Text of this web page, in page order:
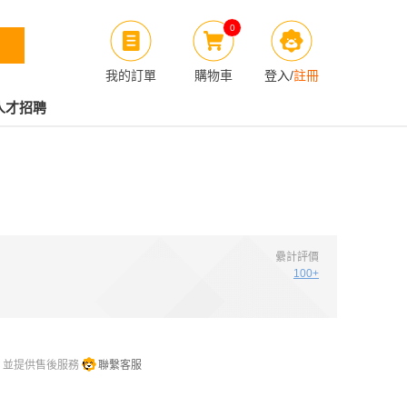
我的訂單
0
購物車 登入/註冊
才招聘
纍計評價
100+
提供售後服務 聯繫客服